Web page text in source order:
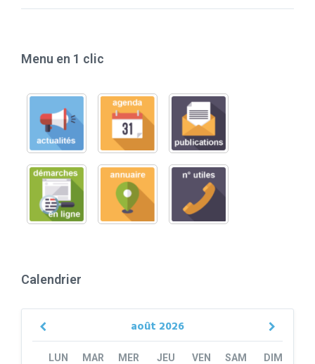
Menu en 1 clic
Calendrier
août 2026
Previous
LUN MAR MER JEU VEN SAM DIM